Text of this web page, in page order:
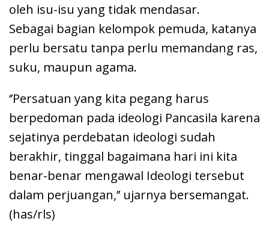
oleh isu-isu yang tidak mendasar.
Sebagai bagian kelompok pemuda, katanya
perlu bersatu tanpa perlu memandang ras,
suku, maupun agama.
‘’Persatuan yang kita pegang harus
berpedoman pada ideologi Pancasila karena
sejatinya perdebatan ideologi sudah
berakhir, tinggal bagaimana hari ini kita
benar-benar mengawal Ideologi tersebut
dalam perjuangan,’’ ujarnya bersemangat.
(has/rls)